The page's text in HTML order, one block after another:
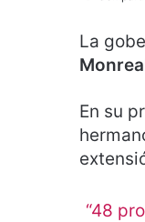
La
En su
“48